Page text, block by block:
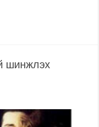
шинжлэх